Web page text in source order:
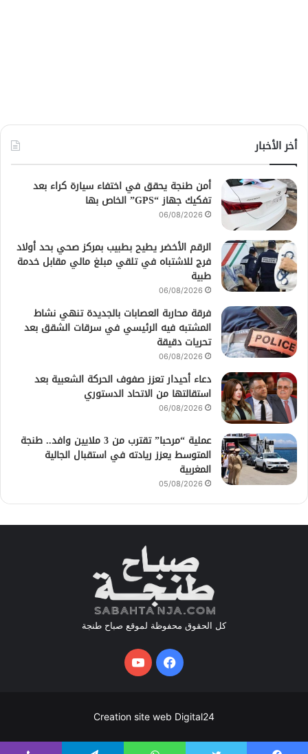
أخر الأخبار
أمن طنجة يحقق في اختفاء سيارة كراء بعد
تفكيك جهاز “GPS” الخاص بها
06/08/2026
الرقم الأخضر يطيح بطبيب بمركز صحي بحد أولاد
فرج للاشتباه في تلقي مبلغ مالي مقابل خدمة
طبية
06/08/2026
فرقة محاربة العصابات بالجديدة تنهي نشاط
المشتبه فيه الرئيسي في سرقات الشقق بعد
تحريات دقيقة
06/08/2026
دعاء أحيدار تعزز صفوف الحركة الشعبية بعد
استقالتها من الاتحاد الدستوري
06/08/2026
عملية “مرحبا” تقترب من 3 ملايين وافد.. طنجة
المتوسط يعزز ريادته في استقبال الجالية
المغربية
05/08/2026
كل الحقوق محفوظة لموقع صباح طنجة
فيسبوكيوتيوب
Creation site web Digital24